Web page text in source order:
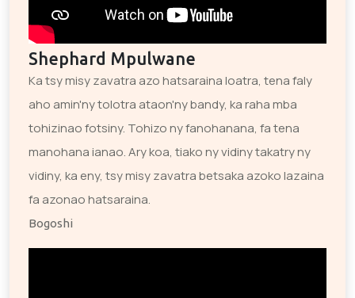
Shephard Mpulwane
Ka tsy misy zavatra azo hatsaraina loatra, tena faly
aho amin'ny tolotra ataon'ny bandy, ka raha mba
tohizinao fotsiny. Tohizo ny fanohanana, fa tena
manohana ianao. Ary koa, tiako ny vidiny takatry ny
vidiny, ka eny, tsy misy zavatra betsaka azoko lazaina
fa azonao hatsaraina.
Bogoshi